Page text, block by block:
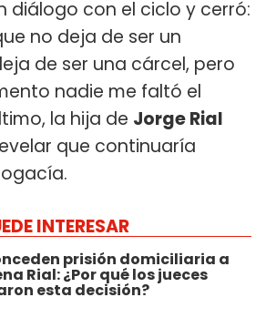
diálogo con el ciclo y cerró:
no deja de ser un
de ser una cárcel, pero
nadie me faltó el
la hija de Jorge Rial
que continuaría
INTERESAR
prisión domiciliaria a
Rial: ¿Por qué los jueces
esta decisión?